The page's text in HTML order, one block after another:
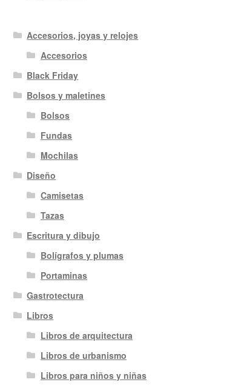
Accesorios, joyas y relojes
Accesorios
Black Friday
Bolsos y maletines
Bolsos
Fundas
Mochilas
Diseño
Camisetas
Tazas
Escritura y dibujo
Bolígrafos y plumas
Portaminas
Gastrotectura
Libros
Libros de arquitectura
Libros de urbanismo
Libros para niños y niñas